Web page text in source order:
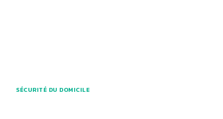
SÉCURITÉ DU DOMICILE